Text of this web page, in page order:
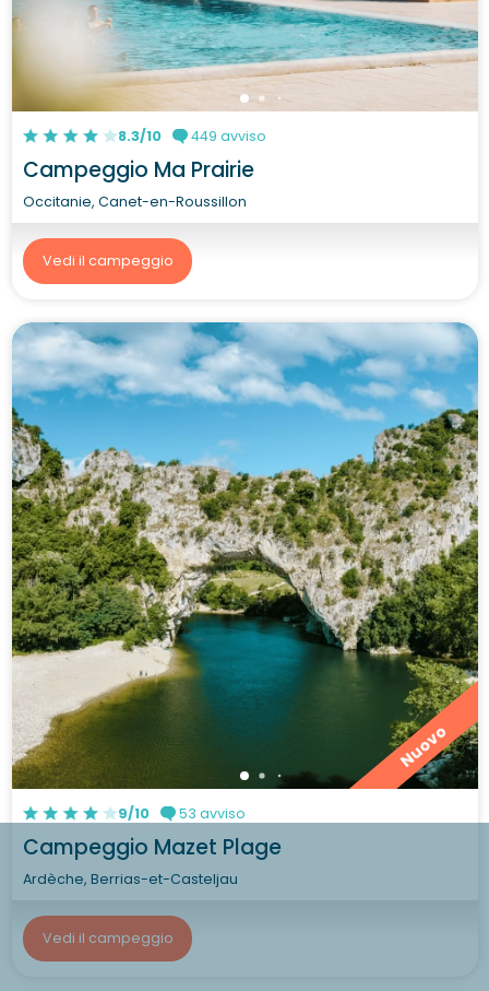
8.3/10 449 avviso
Campeggio Ma Prairie
Occitanie, Canet-en-Roussillon
Vedi il campeggio
Nuovo
9/10 53 avviso
Campeggio Mazet Plage
Ardèche, Berrias-et-Casteljau
Vedi il campeggio